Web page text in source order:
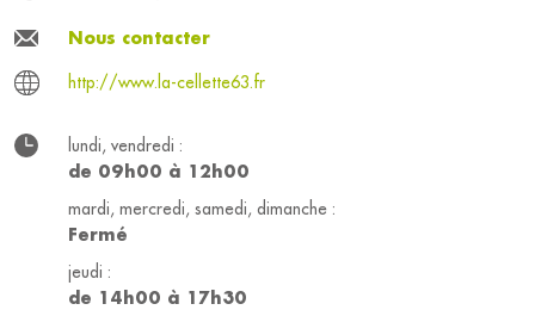
Nous contacter
http://www.la-cellette63.fr
lundi, vendredi :
de 09h00 à 12h00
mardi, mercredi, samedi, dimanche :
Fermé
jeudi :
de 14h00 à 17h30